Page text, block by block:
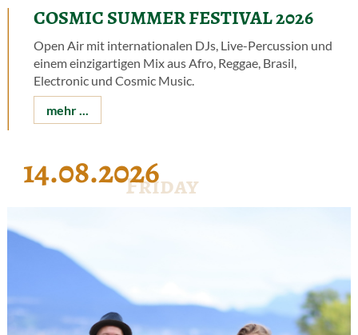
COSMIC SUMMER FESTIVAL 2026
Open Air mit internationalen DJs, Live-Percussion und
einem einzigartigen Mix aus Afro, Reggae, Brasil,
Electronic und Cosmic Music.
mehr ...
Friday
14.08.2026